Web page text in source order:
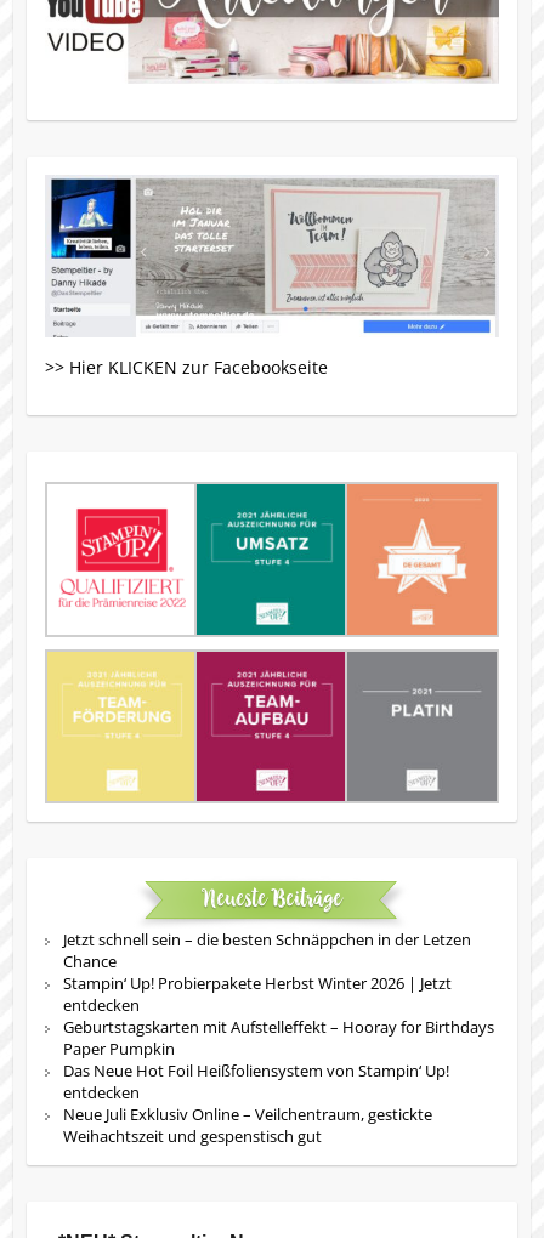
>> Hier KLICKEN zur Facebookseite
Neueste Beiträge
Jetzt schnell sein – die besten Schnäppchen in der Letzen
Chance
Stampin‘ Up! Probierpakete Herbst Winter 2026 | Jetzt
entdecken
Geburtstagskarten mit Aufstelleffekt – Hooray for Birthdays
Paper Pumpkin
Das Neue Hot Foil Heißfoliensystem von Stampin‘ Up!
entdecken
Neue Juli Exklusiv Online – Veilchentraum, gestickte
Weihachtszeit und gespenstisch gut